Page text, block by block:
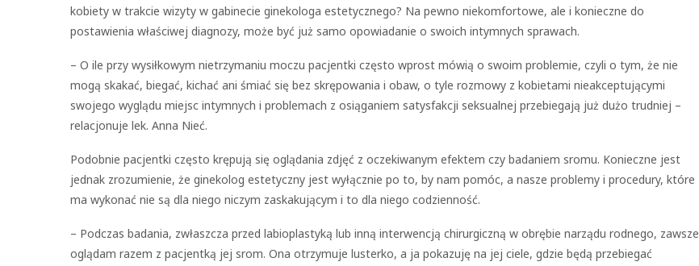
kobiety w trakcie wizyty w gabinecie ginekologa estetycznego? Na pewno niekomfortowe, ale i konieczne do
postawienia właściwej diagnozy, może być już samo opowiadanie o swoich intymnych sprawach.
– O ile przy wysiłkowym nietrzymaniu moczu pacjentki często wprost mówią o swoim problemie, czyli o tym, że nie
mogą skakać, biegać, kichać ani śmiać się bez skrępowania i obaw, o tyle rozmowy z kobietami nieakceptującymi
swojego wyglądu miejsc intymnych i problemach z osiąganiem satysfakcji seksualnej przebiegają już dużo trudniej –
relacjonuje lek. Anna Nieć.
Podobnie pacjentki często krępują się oglądania zdjęć z oczekiwanym efektem czy badaniem sromu. Konieczne jest
jednak zrozumienie, że ginekolog estetyczny jest wyłącznie po to, by nam pomóc, a nasze problemy i procedury, które
ma wykonać nie są dla niego niczym zaskakującym i to dla niego codzienność.
– Podczas badania, zwłaszcza przed labioplastyką lub inną interwencją chirurgiczną w obrębie narządu rodnego, zawsze
oglądam razem z pacjentką jej srom. Ona otrzymuje lusterko, a ja pokazuję na jej ciele, gdzie będą przebiegać